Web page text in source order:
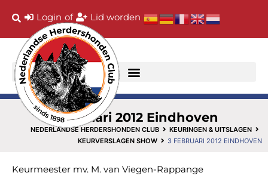
Login of Lid worden
3 februari 2012 Eindhoven
NEDERLANDSE HERDERSHONDEN CLUB
KEURINGEN & UITSLAGEN
KEURVERSLAGEN SHOW
3 FEBRUARI 2012 EINDHOVEN
Keurmeester mv. M. van Viegen-Rappange